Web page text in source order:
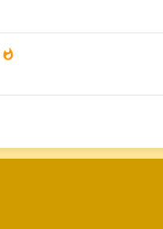
whatshot